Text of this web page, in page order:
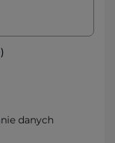
danych